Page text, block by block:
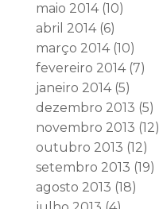
maio 2014(10)
abril 2014(6)
março 2014(10)
fevereiro 2014(7)
janeiro 2014(5)
dezembro 2013 (5)
novembro 2013 (12)
outubro 2013 (12)
setembro 2013 (19)
agosto 2013 (18)